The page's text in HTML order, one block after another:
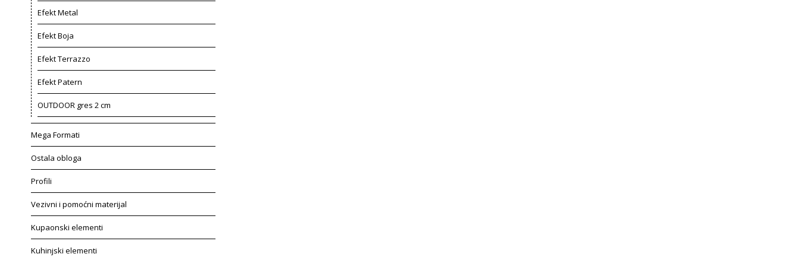
Efekt Metal
Efekt Boja
Efekt Terrazzo
Efekt Patern
OUTDOOR gres 2 cm
Mega Formati
Ostala obloga
Profili
Vezivni i pomoćni materijal
Kupaonski elementi
Kuhinjski elementi